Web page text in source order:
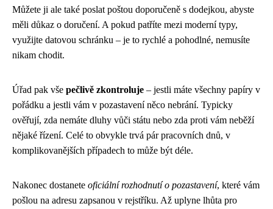
Můžete ji ale také poslat poštou doporučeně s dodejkou, abyste
měli důkaz o doručení. A pokud patříte mezi moderní typy,
využijte datovou schránku – je to rychlé a pohodlné, nemusíte
nikam chodit.
Úřad pak vše pečlivě zkontroluje – jestli máte všechny papíry v
pořádku a jestli vám v pozastavení něco nebrání. Typicky
ověřují, zda nemáte dluhy vůči státu nebo zda proti vám neběží
nějaké řízení. Celé to obvykle trvá pár pracovních dnů, v
komplikovanějších případech to může být déle.
Nakonec dostanete oficiální rozhodnutí o pozastavení, které vám
pošlou na adresu zapsanou v rejstříku. Až uplyne lhůta pro